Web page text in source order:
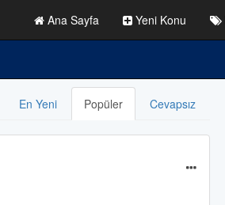
Ana Sayfa Yeni Konu
En Yeni Popüler Cevapsız